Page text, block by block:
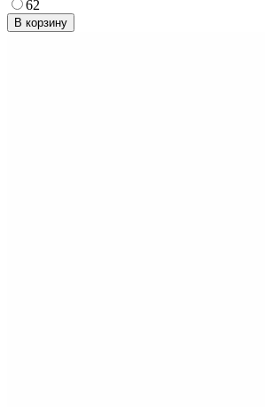
62
В корзину